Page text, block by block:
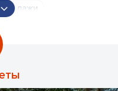
в Адажи
в Адажи